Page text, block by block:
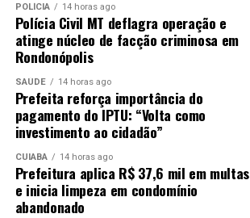
POLÍCIA 14 horas ago
Polícia Civil MT deflagra operação e
atinge núcleo de facção criminosa em
Rondonópolis
SAÚDE 14 horas ago
Prefeita reforça importância do
pagamento do IPTU: “Volta como
investimento ao cidadão”
CUIABÁ 14 horas ago
Prefeitura aplica R$ 37,6 mil em multas
e inicia limpeza em condomínio
abandonado